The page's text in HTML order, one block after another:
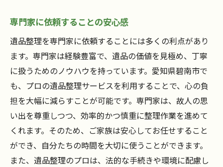
思い出を守るための整理方法
遺品整理がもたらす精神的な安定
大切な品々を未来へつなぐ意義
思い出を大切にすることで得られる幸福
遺品整理で心の健康を保つ方法
遺品整理を通じて未来への準備を整える
未来へのステップとしての遺品整理
心の整理が未来を開く鍵となる理由
新たな人生のスタートを後押しする整理
専門家に依頼することの安心感
遺品整理を専門家に依頼することには多くの利点があり
ます。専門家は経験豊富で、遺品の価値を見極め、丁寧
に扱うためのノウハウを持っています。愛知県碧南市で
も、プロの遺品整理サービスを利用することで、心の負
担を大幅に減らすことが可能です。専門家は、故人の思
い出を尊重しつつ、効率的かつ慎重に整理作業を進めて
くれます。そのため、ご家族は安心してお任せすること
ができ、自分たちの時間を大切に使うことができます。
また、遺品整理のプロは、法的な手続きや環境に配慮し